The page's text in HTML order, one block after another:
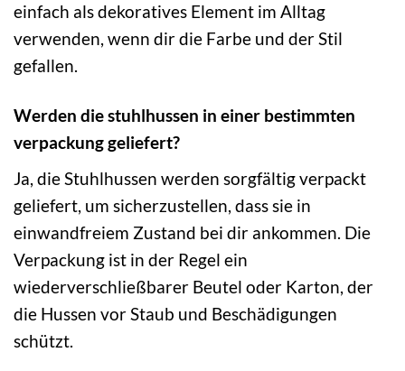
einfach als dekoratives Element im Alltag
verwenden, wenn dir die Farbe und der Stil
gefallen.
Werden die stuhlhussen in einer bestimmten
verpackung geliefert?
Ja, die Stuhlhussen werden sorgfältig verpackt
geliefert, um sicherzustellen, dass sie in
einwandfreiem Zustand bei dir ankommen. Die
Verpackung ist in der Regel ein
wiederverschließbarer Beutel oder Karton, der
die Hussen vor Staub und Beschädigungen
schützt.